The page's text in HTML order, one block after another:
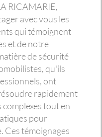
RICAMARIE,
avec vous les
qui témoignent
et de notre
de sécurité
qu'ils
ont
rapidement
tout en
pour
Ces témoignages